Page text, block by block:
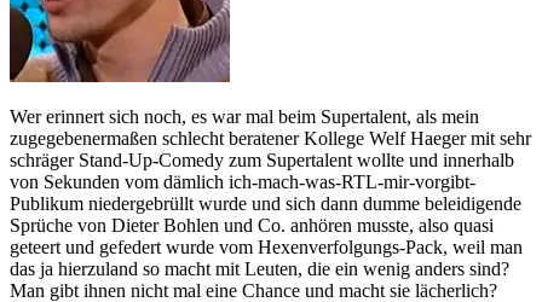
Wer erinnert sich noch, es war mal beim Supertalent, als mein
zugegebenermaßen schlecht beratener Kollege Welf Haeger mit sehr
schräger Stand-Up-Comedy zum Supertalent wollte und innerhalb
von Sekunden vom dämlich ich-mach-was-RTL-mir-vorgibt-
Publikum niedergebrüllt wurde und sich dann dumme beleidigende
Sprüche von Dieter Bohlen und Co. anhören musste, also quasi
geteert und gefedert wurde vom Hexenverfolgungs-Pack, weil man
das ja hierzuland so macht mit Leuten, die ein wenig anders sind?
Man gibt ihnen nicht mal eine Chance und macht sie lächerlich?